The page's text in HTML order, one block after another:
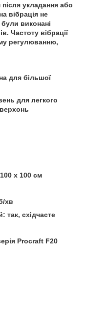
укладання або
вібрація не
виконані
Частоту вібрації
регулюванню,
для більшої
для легкого
х 100 см
хв
так, східчасте
Procraft F20